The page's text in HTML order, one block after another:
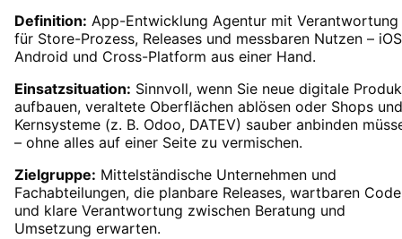
Definition: App-Entwicklung Agentur mit Verantwortung
für Store-Prozess, Releases und messbaren Nutzen –
Android und Cross-Platform aus einer Hand.
Einsatzsituation: Sinnvoll, wenn Sie neue digitale
aufbauen, veraltete Oberflächen ablösen oder Shops und
Kernsysteme (z. B. Odoo, DATEV) sauber anbinden
– ohne alles auf einer Seite zu vermischen.
Zielgruppe: Mittelständische Unternehmen und
Fachabteilungen, die planbare Releases, wartbaren Code
und klare Verantwortung zwischen Beratung und
Umsetzung erwarten.